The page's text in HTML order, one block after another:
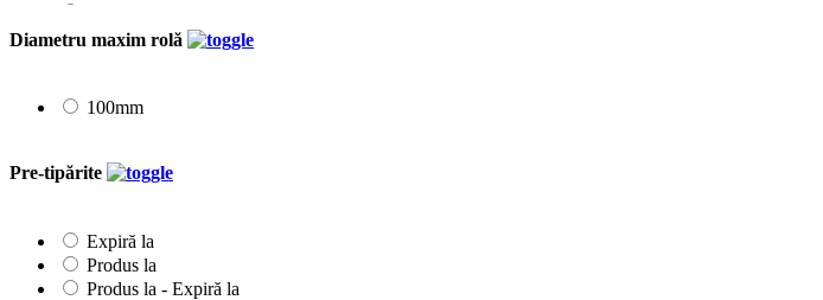
30mm
45mm
Diametru maxim rolă
100mm
Pre-tipărite
Expiră la
Produs la
Produs la - Expiră la